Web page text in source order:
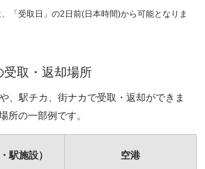
「受取日」の2日前(日本時間)から可能となりま
取・返却場所
、駅チカ、街ナカで受取・返却ができま
所の一部例です。
駅施設） 空港